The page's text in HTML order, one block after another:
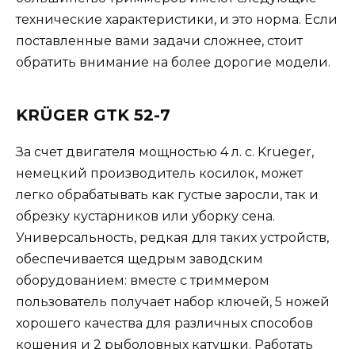
технические характеристики, и это норма. Если
поставленные вами задачи сложнее, стоит
обратить внимание на более дорогие модели.
KRÜGER GTK 52-7
За счет двигателя мощностью 4 л. с. Krueger,
немецкий производитель косилок, может
легко обрабатывать как густые заросли, так и
обрезку кустарников или уборку сена.
Универсальность, редкая для таких устройств,
обеспечивается щедрым заводским
оборудованием: вместе с триммером
пользователь получает набор ключей, 5 ножей
хорошего качества для различных способов
кошения и 2 рыболовных катушки. Работать